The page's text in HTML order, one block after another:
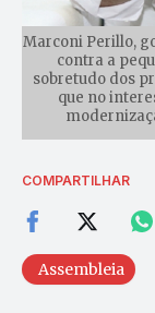
Marconi Perillo,
contra a
sobretudo dos
que no
COMPARTILHAR
Assembleia